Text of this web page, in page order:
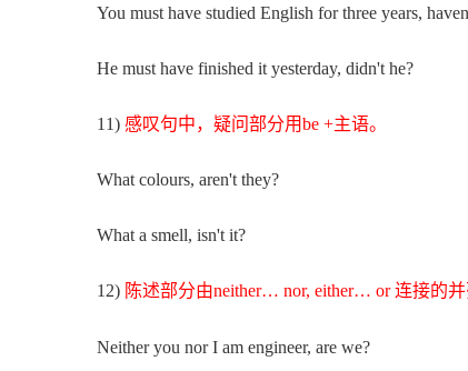
You must have studied English for three years,
He must have finished it yesterday, didn't he?
11) 感叹句中，疑问部分用be +主语。
What colours, aren't they?
What a smell, isn't it?
12) 陈述部分由neither… nor, either… or 连接的
Neither you nor I am engineer, are we?